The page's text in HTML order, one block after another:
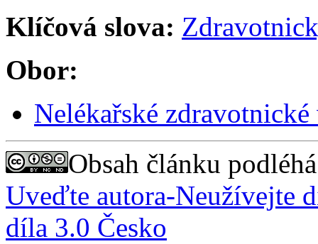
Klíčová slova:
Obor:
Nelékařské zdravotnické
Obsah článku
Uveďte autora-Neužívejte
díla 3.0 Česko